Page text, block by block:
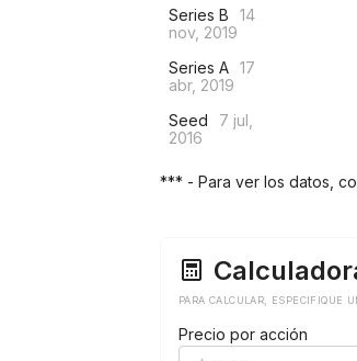
Series B
14
nov, 2019
Series A 17
abr, 2019
Seed
7 jul,
2016
*** - Para ver los datos,
PARA CALCULAR, ESPECIFIQUE
Precio por acción